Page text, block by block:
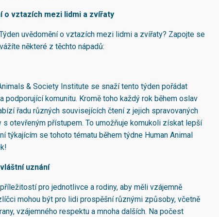
o vztazích mezi lidmi a zvířaty
uvědomění o vztazích mezi lidmi a zvířaty? Zapojte se
některé z těchto nápadů:
& Society Institute se snaží tento týden pořádat
podporující komunitu. Kromě toho každý rok během oslav
řadu různých souvisejících čtení z jejich spravovaných
otevřeným přístupem. To umožňuje komukoli získat lepší
týkajícím se tohoto tématu během týdne Human Animal
uznání
pro jednotlivce a rodiny, aby měli vzájemně
mohou být pro lidi prospěšní různými způsoby, včetně
vzájemného respektu a mnoha dalších. Na počest